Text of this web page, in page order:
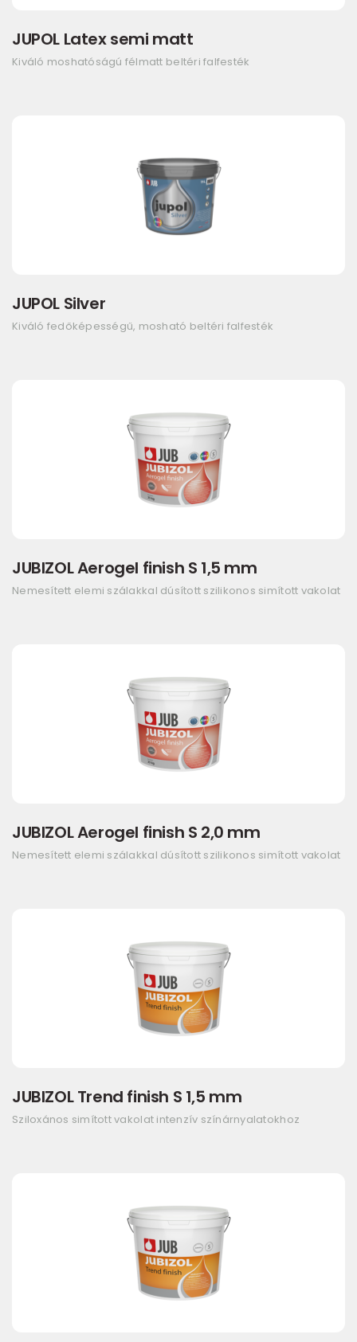
JUPOL Latex semi matt
Kiváló moshatóságú félmatt beltéri falfesték
JUPOL Silver
Kiváló fedőképességű, mosható beltéri falfesték
JUBIZOL Aerogel finish S 1,5 mm
Nemesített elemi szálakkal dúsított szilikonos simított vakolat
JUBIZOL Aerogel finish S 2,0 mm
Nemesített elemi szálakkal dúsított szilikonos simított vakolat
JUBIZOL Trend finish S 1,5 mm
Sziloxános simított vakolat intenzív színárnyalatokhoz